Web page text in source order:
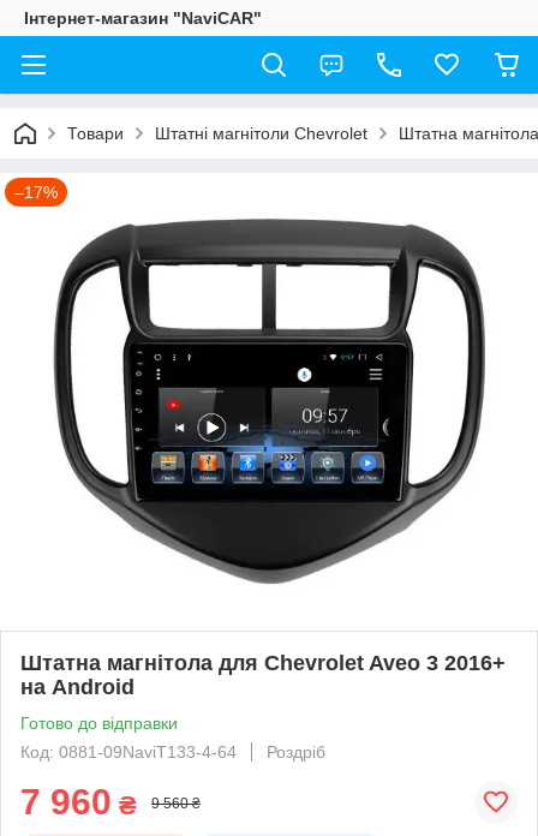
Інтернет-магазин "NaviCAR"
Товари Штатні магнітоли Chevrolet Штатна
–17%
Штатна магнітола для Chevrolet Aveo 3 2016+
на Android
Готово до відправки
Код: 0881-09NaviT133-4-64
Роздріб
7 960 ₴ 9 560 ₴